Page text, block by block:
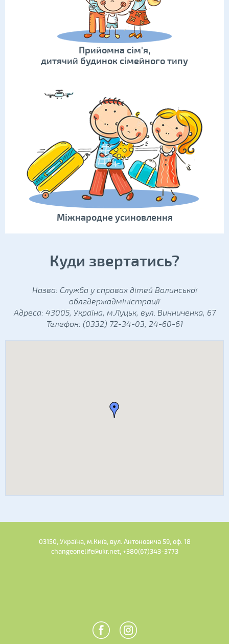
Прийомна сім'я,
дитячий будинок сімейного типу
Міжнародне усиновлення
Куди звертатись?
Назва: Служба у справах дітей Волинської
облгдержадміністрації
Адреса: 43005, Україна, м.Луцьк, вул. Винниченка, 67
Телефон: (0332) 72-34-03, 24-60-61
03150, Україна, м.Київ, вул. Антоновича 59, оф. 18
changeonelife@ukr.net, +380(67)343-3773